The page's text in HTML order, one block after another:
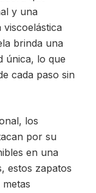
y una
brinda una
única, lo que
cada paso sin
los
por su
en una
estos zapatos